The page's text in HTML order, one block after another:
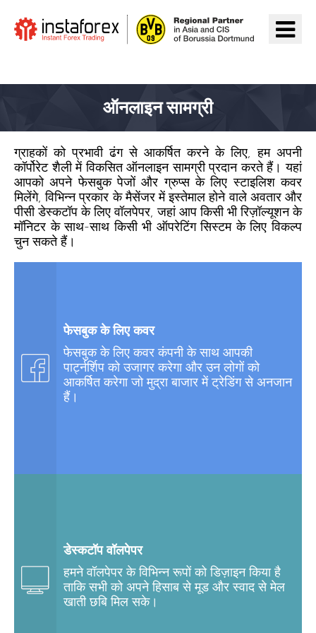
ऑनलाइन सामग्री
ग्राहकों को प्रभावी ढंग से आकर्षित करने के लिए, हम अपनी
कॉर्पोरेट शैली में विकसित ऑनलाइन सामग्री प्रदान करते हैं। यहां
आपको अपने फेसबुक पेजों और ग्रुप्स के लिए स्टाइलिश कवर
मिलेंगे, विभिन्न प्रकार के मैसेंजर में इस्तेमाल होने वाले अवतार और
पीसी डेस्कटॉप के लिए वॉलपेपर, जहां आप किसी भी रिज़ॉल्यूशन के
मॉनिटर के साथ-साथ किसी भी ऑपरेटिंग सिस्टम के लिए विकल्प
चुन सकते हैं।
फेसबुक के लिए कवर
फेसबुक के लिए कवर कंपनी के साथ आपकी
पार्ट्नर्शिप को उजागर करेगा और उन लोगों को
आकर्षित करेगा जो मुद्रा बाजार में ट्रेडिंग से अनजान
हैं।
डेस्कटॉप वॉलपेपर
हमने वॉलपेपर के विभिन्न रूपों को डिज़ाइन किया है
ताकि सभी को अपने हिसाब से मूड और स्वाद से मेल
खाती छबि मिल सके।